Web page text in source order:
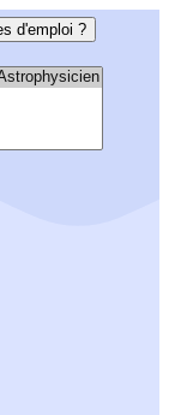
d'emploi ?